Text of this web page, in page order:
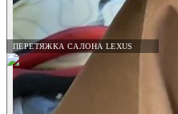
ПЕРЕТЯЖКА САЛОНА LEXUS